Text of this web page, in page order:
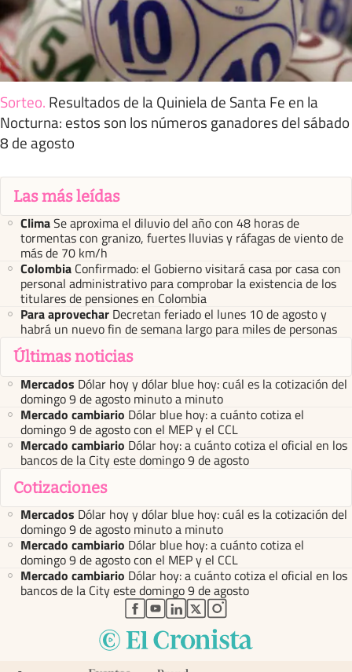
Sorteo. Resultados de la Quiniela de Santa Fe en la
Nocturna: estos son los números ganadores del sábado
8 de agosto
Las más leídas
ClimaSe aproxima el diluvio del año con 48 horas de
tormentas con granizo, fuertes lluvias y ráfagas de viento de
más de 70 km/h
Colombia Confirmado: el Gobierno visitará casa por casa con
personal administrativo para comprobar la existencia de los
titulares de pensiones en Colombia
Para aprovechar Decretan feriado el lunes 10 de agosto y
habrá un nuevo fin de semana largo para miles de personas
Últimas noticias
Mercados Dólar hoy y dólar blue hoy: cuál es la cotización del
domingo 9 de agosto minuto a minuto
Mercado cambiario Dólar blue hoy: a cuánto cotiza el
domingo 9 de agosto con el MEP y el CCL
Mercado cambiario Dólar hoy: a cuánto cotiza el oficial en los
bancos de la City este domingo 9 de agosto
Cotizaciones
Mercados Dólar hoy y dólar blue hoy: cuál es la cotización del
domingo 9 de agosto minuto a minuto
Mercado cambiario Dólar blue hoy: a cuánto cotiza el
domingo 9 de agosto con el MEP y el CCL
Mercado cambiario Dólar hoy: a cuánto cotiza el oficial en los
bancos de la City este domingo 9 de agosto
abre en nueva pestaña
abre en nueva pestaña
abre en nueva pestaña
abre en nueva pestaña
abre en nueva pestaña